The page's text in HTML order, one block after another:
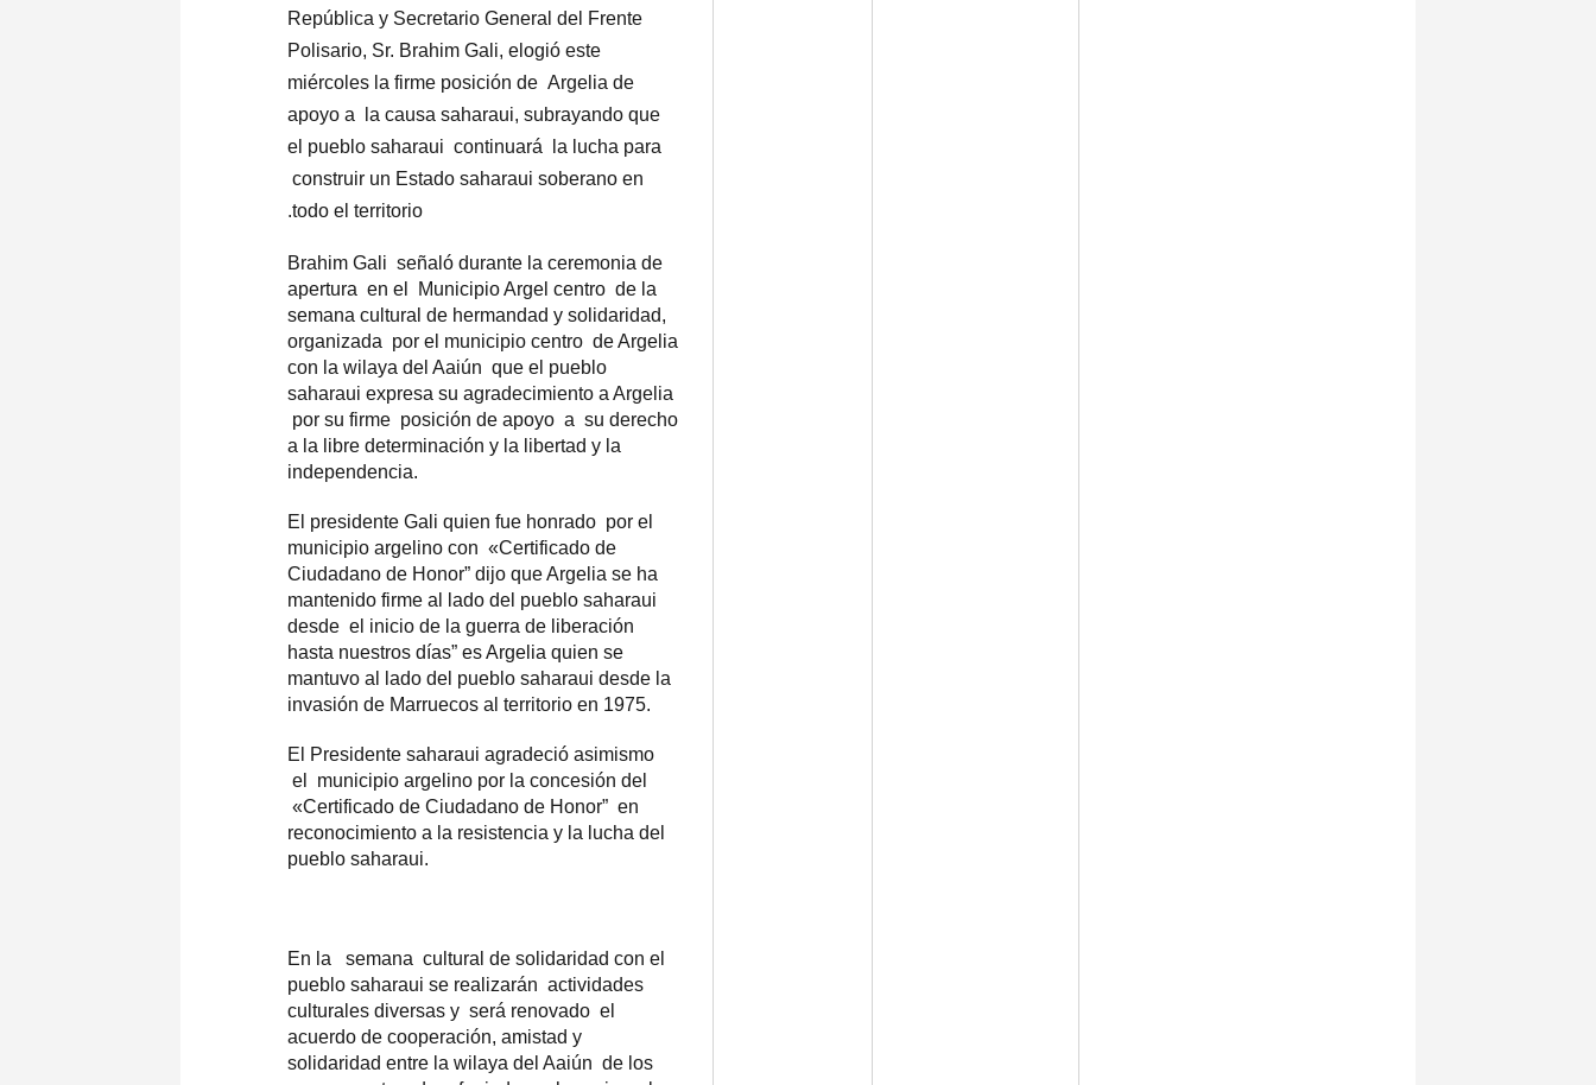
República y Secretario General del Frente
Polisario, Sr. Brahim Gali, elogió este
miércoles la firme posición de Argelia de
apoyo a la causa saharaui, subrayando que
el pueblo saharaui continuará la lucha para
construir un Estado saharaui soberano en
todo el territorio.
Brahim Gali señaló durante la ceremonia de
apertura en el Municipio Argel centro de la
semana cultural de hermandad y solidaridad,
organizada por el municipio centro de Argelia
con la wilaya del Aaiún que el pueblo
saharaui expresa su agradecimiento a Argelia
por su firme posición de apoyo a su derecho
a la libre determinación y la libertad y la
independencia.
El presidente Gali quien fue honrado por el
municipio argelino con «Certificado de
Ciudadano de Honor” dijo que Argelia se ha
mantenido firme al lado del pueblo saharaui
desde el inicio de la guerra de liberación
hasta nuestros días” es Argelia quien se
mantuvo al lado del pueblo saharaui desde la
invasión de Marruecos al territorio en 1975.
El Presidente saharaui agradeció asimismo
el municipio argelino por la concesión del
«Certificado de Ciudadano de Honor” en
reconocimiento a la resistencia y la lucha del
pueblo saharaui.
En la semana cultural de solidaridad con el
pueblo saharaui se realizarán actividades
culturales diversas y será renovado el
acuerdo de cooperación, amistad y
solidaridad entre la wilaya del Aaiún de los